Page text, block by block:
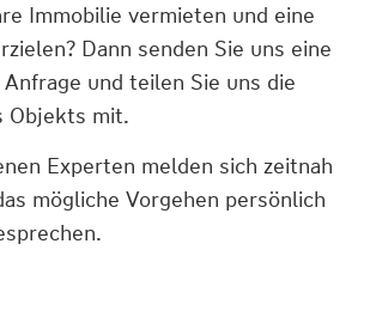
Immobilie vermieten und eine
Dann senden Sie uns eine
und teilen Sie uns die
Objekts mit.
Experten melden sich zeitnah
mögliche Vorgehen persönlich